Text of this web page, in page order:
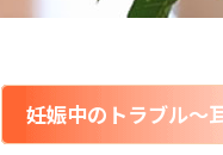
妊娠中のトラブル～